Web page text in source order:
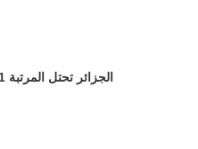
الجزائر تحتل المرتبة 121 في يومها العالمي لحرية الصحافة